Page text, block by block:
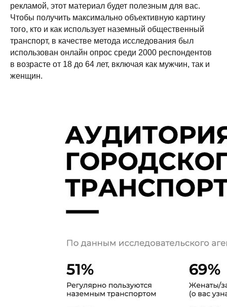
рекламой, этот материал будет полезным для вас.
Чтобы получить максимально объективную картину
того, кто и как использует наземный общественный
транспорт, в качестве метода исследования был
использован онлайн опрос среди 2000 респондентов
в возрасте от 18 до 64 лет, включая как мужчин, так и
женщин.